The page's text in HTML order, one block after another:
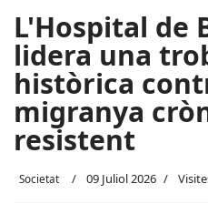
L'Hospital de
lidera una
històrica
migranya
resistent
Societat 09 Juliol 2026